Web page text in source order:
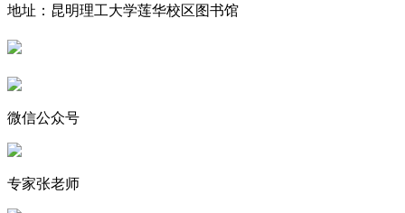
地址：昆明理工大学莲华校区图书馆
微信公众号
专家张老师